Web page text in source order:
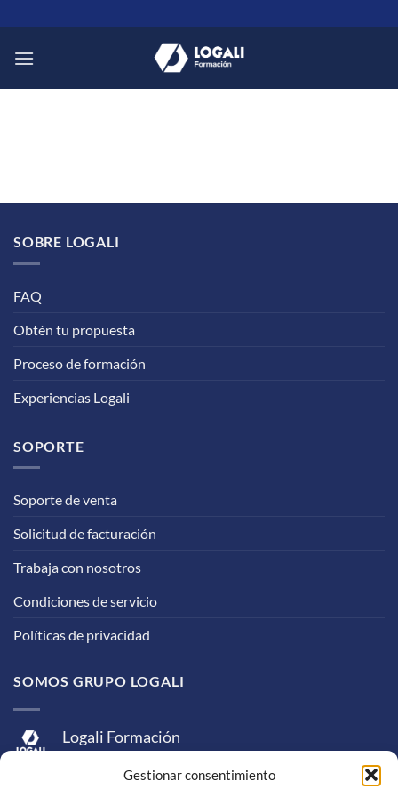
Gestionar consentimiento
al
contenido
SOBRE LOGALI
FAQ
Obtén tu propuesta
Proceso de formación
Experiencias Logali
SOPORTE
Soporte de venta
Solicitud de facturación
Trabaja con nosotros
Condiciones de servicio
Políticas de privacidad
SOMOS GRUPO LOGALI
Logali Formación
Logali Consultoría